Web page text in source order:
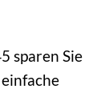
sparen Sie